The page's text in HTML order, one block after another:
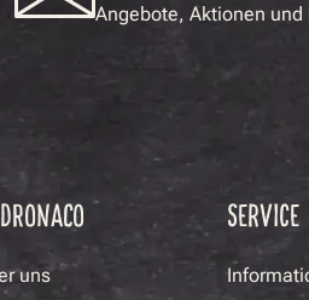
Angebote, Aktionen
uns
SERVICE